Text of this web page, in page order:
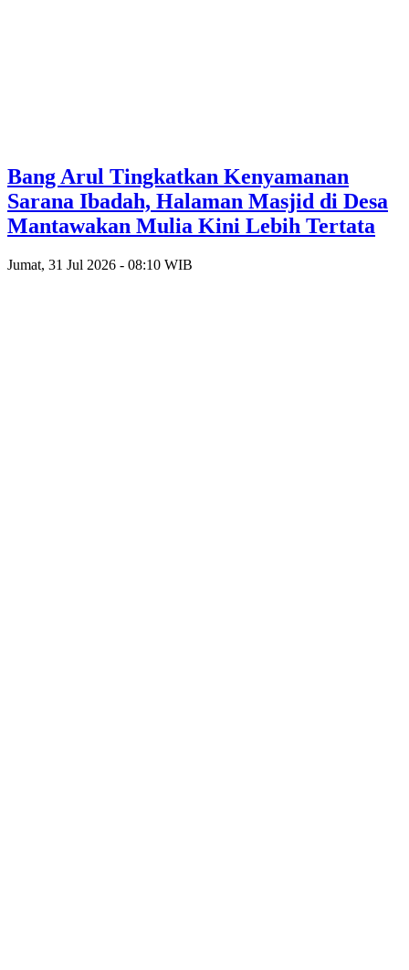
Bang Arul Tingkatkan Kenyamanan
Sarana Ibadah, Halaman Masjid di Desa
Mantawakan Mulia Kini Lebih Tertata
Jumat, 31 Jul 2026 - 08:10 WIB